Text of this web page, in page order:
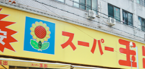
店舗情報
会社概要